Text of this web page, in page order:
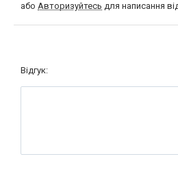
або Авторизуйтесь для написання
Відгук: